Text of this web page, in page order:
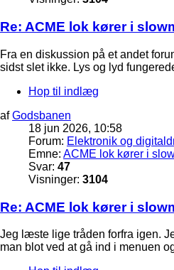
Re: ACME lok kører i
Fra en diskussion på et andet
sidst slet ikke. Lys og lyd
Hop til indlæg
afGodsbanen
18 jun 2026, 10:58
Forum: Elektronik og
Emne: ACME lok kører i
Svar: 47
Visninger: 3104
Re: ACME lok kører i
Jeg læste lige tråden forfra igen.
man blot ved at gå ind i menuen